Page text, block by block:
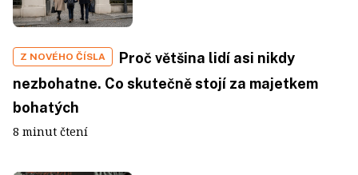
Z NOVÉHO ČÍSLA
Proč většina lidí asi nikdy
nezbohatne. Co skutečně stojí za majetkem
bohatých
8 minut čtení